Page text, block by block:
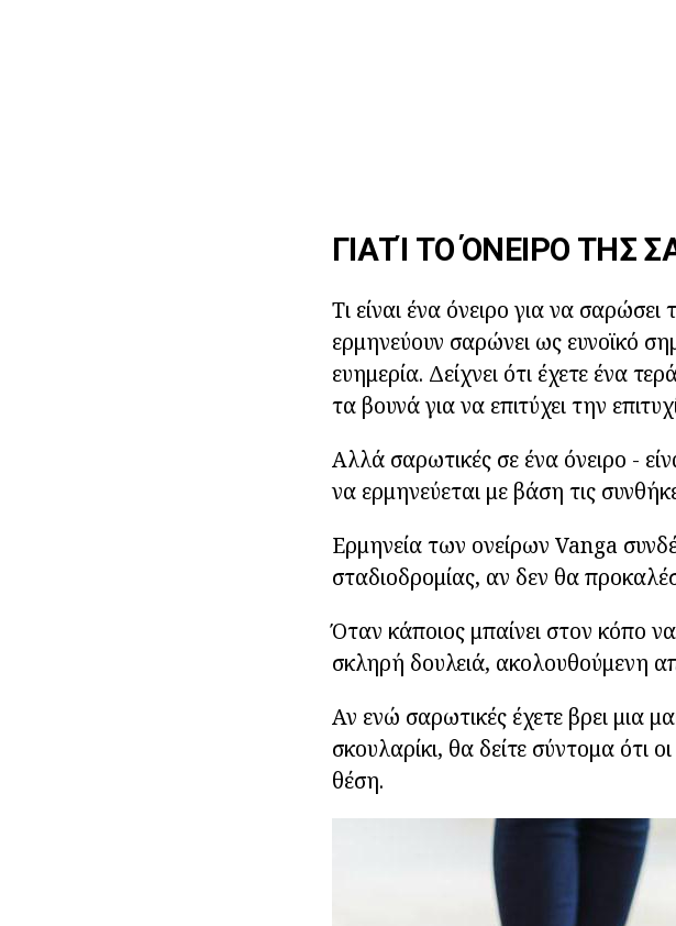
ΓΙΑΤΊ ΤΟ ΌΝΕΙΡΟ ΤΗΣ
Τι είναι ένα όνειρο για να
ερμηνεύουν σαρώνει ως ευνοϊκό
ευημερία. Δείχνει ότι έχετε ένα
τα βουνά για να επιτύχει την
Αλλά σαρωτικές σε ένα όνειρο -
να ερμηνεύεται με βάση τις
Ερμηνεία των ονείρων Vanga
σταδιοδρομίας, αν δεν θα
Όταν κάποιος μπαίνει στον κόπο
σκληρή δουλειά, ακολουθούμενη
Αν ενώ σαρωτικές έχετε βρει μια
σκουλαρίκι, θα δείτε σύντομα ότι
θέση.